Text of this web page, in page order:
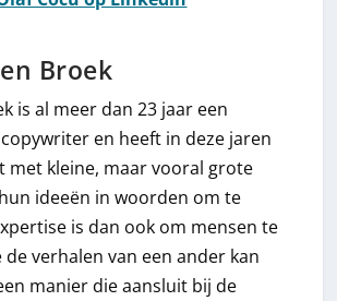
Broek
is al meer dan 23 jaar een
en heeft in deze jaren
met kleine, maar vooral grote
ideeën in woorden om te
is dan ook om mensen te
de verhalen van een ander kan
manier die aansluit bij de